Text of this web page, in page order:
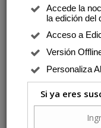
Accede la
la edición del
Acceso a
Versión
Personaliza
Si ya eres